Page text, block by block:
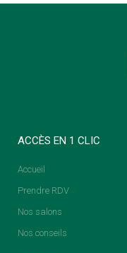
ACCÈS EN 1 CLIC
Accueil
Prendre RDV
Nos salons
Nos conseils